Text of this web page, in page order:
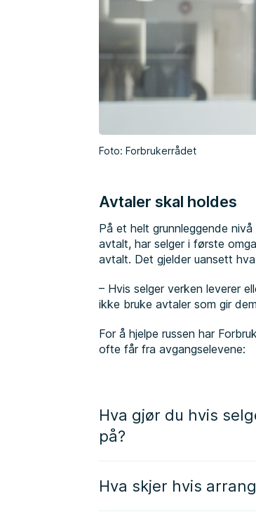
Foto: Forbrukerrådet
Avtaler skal holdes
På et helt grunnleggende
avtalt, har selger i første
avtalt. Det gjelder uansett
– Hvis selger verken leverer
ikke bruke avtaler som gir
For å hjelpe russen har
ofte får fra avgangselevene:
Hva gjør du hvis
på?
Hva skjer hvis